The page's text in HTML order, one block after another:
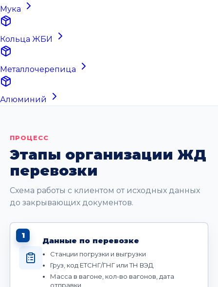
Мука
Кольца ЖБИ
Металлочерепица
Алюминий
ПРОЦЕСС
Этапы организации ЖД
перевозки
Схема работы с клиентом от исходных данных
до закрывающих документов.
1
Данные по перевозке
Станции погрузки и выгрузки
Груз, код ЕТСНГ/ГНГ или ТН ВЭД
Масса в вагоне, кол-во вагонов, дата
отправки